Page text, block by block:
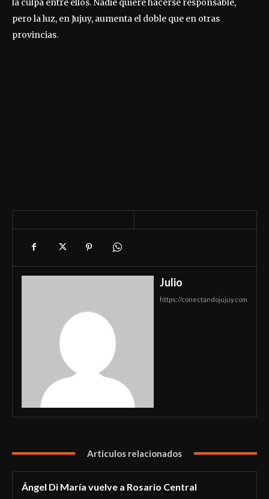
la culpa entre ellos. Nadie quiere hacerse responsable,
pero la luz, en Jujuy, aumenta el doble que en otras
provincias.
Julio
https://conectandojujuy.com
Articulos relacionados
Ángel Di María vuelve a Rosario Central